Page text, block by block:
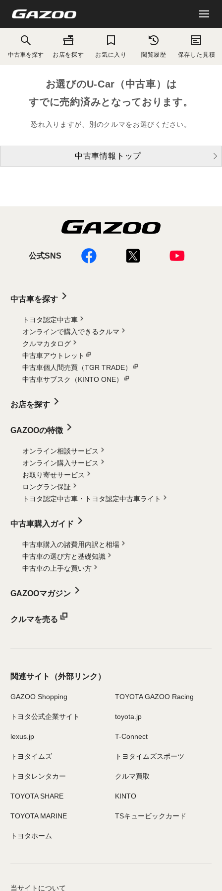
中古車を探す お店を探す お気に入り 閲覧履歴 保存した見積
お選びのU-Car（中古車）は
すでに売約済みとなっております。
恐れ入りますが、別のクルマをお選びください。
中古車情報トップ
公式SNS
中古車を探す
トヨタ認定中古車
オンラインで購入できるクルマ
クルマカタログ
中古車アウトレット
中古車個人間売買（TGR TRADE）
中古車サブスク（KINTO ONE）
お店を探す
GAZOOの特徴
オンライン相談サービス
オンライン購入サービス
お取り寄せサービス
ロングラン保証
トヨタ認定中古車・
トヨタ認定中古車ライト
中古車購入ガイド
中古車購入の諸費用内訳と相場
中古車の選び方と基礎知識
中古車の上手な買い方
GAZOOマガジン
クルマを売る
関連サイト （外部リンク）
GAZOO Shopping TOYOTA GAZOO Racing
トヨタ公式企業サイト toyota.jp
lexus.jp T-Connect
トヨタイムズ トヨタイムズスポーツ
トヨタレンタカー クルマ買取
TOYOTA SHARE KINTO
TOYOTA MARINE TSキュービックカード
トヨタホーム
当サイトについて